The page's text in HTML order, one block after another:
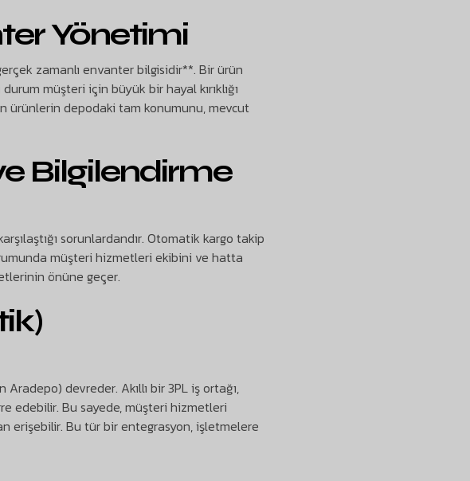
Yönetimi
zamanlı envanter bilgisidir**. Bir ürün
müşteri için büyük bir hayal kırıklığı
ürünlerin depodaki tam konumunu, mevcut
Bilgilendirme
sorunlardandır. Otomatik kargo takip
müşteri hizmetleri ekibini ve hatta
önüne geçer.
Aradepo) devreder. Akıllı bir 3PL iş ortağı,
edebilir. Bu sayede, müşteri hizmetleri
erişebilir. Bu tür bir entegrasyon, işletmelere